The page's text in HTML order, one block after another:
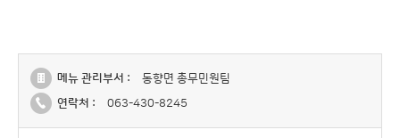
메뉴 관리부서 :
동향면 총무민원팀
연락처 :
063-430-8245